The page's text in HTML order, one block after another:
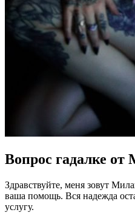
Вопрос гадалке
Здравствуйте, меня зовут
ваша помощь. Вся надежда
услугу.